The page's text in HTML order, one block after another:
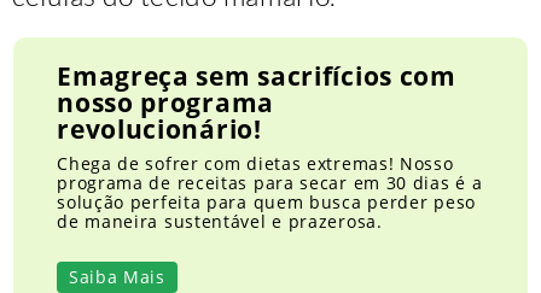
Emagreça sem sacrifícios com
nosso programa
revolucionário!
Chega de sofrer com dietas extremas! Nosso
programa de receitas para secar em 30 dias é a
solução perfeita para quem busca perder peso
de maneira sustentável e prazerosa.
Saiba Mais